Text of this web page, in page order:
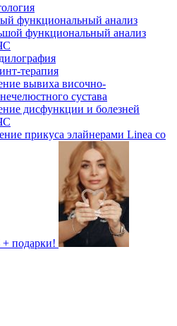
функциональный анализ
функциональный анализ
терапия
вывиха височно-
сустава
дисфункции и болезней
прикуса элайнерами Linea со
+ подарки!